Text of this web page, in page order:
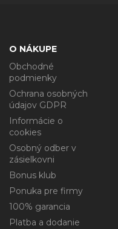
O NÁKUPE
Obchodné
podmienky
Ochrana osobných
údajov GDPR
Informácie o
cookies
Osobný odber v
zásielkovni
Bonus klub
Ponuka pre firmy
100% garancia
Platba a dodanie